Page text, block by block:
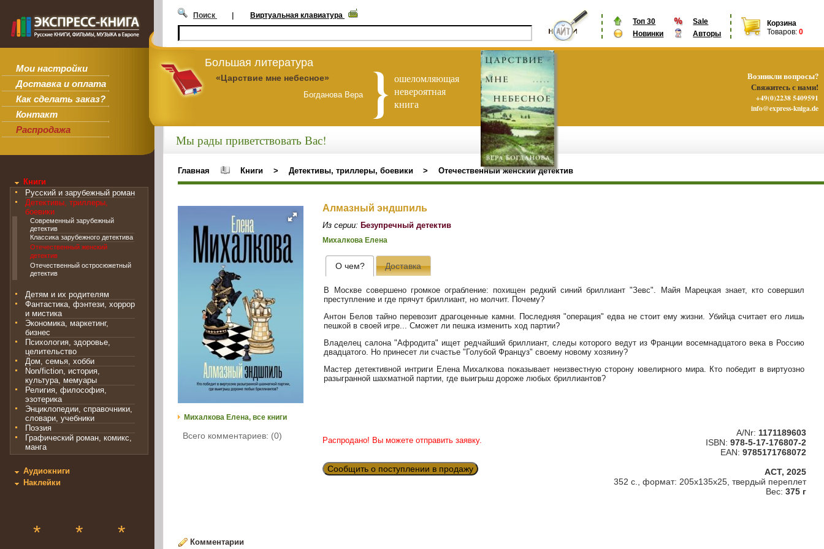
Мои настройки
Доставка и оплата
Как сделать заказ?
Контакт
Распродажа
Топ 30
Sale
Новинки
Авторы
Корзина
Товаров: 0
Поиск | Виртуальная клавиатура
Большая литература
«Царствие мне небесное»
Богданова Вера
ошеломляющая
невероятная
книга
Книги
Русский и зарубежный роман
Детективы, триллеры,
боевики
Современный зарубежный
детектив
Классика зарубежного детектива
Отечественный женский
детектив
Отечественный остросюжетный
детектив
Детям и их родителям
Фантастика, фэнтези, хоррор
и мистика
Экономика, маркетинг,
бизнес
Психология, здоровье,
целительство
Дом, семья, хобби
Non/fiction, история,
культура, мемуары
Религия, философия,
эзотерика
Энциклопедии, справочники,
словари, учебники
Поэзия
Графический роман, комикс,
манга
Аудиокниги
Наклейки
* * *
Мы рады приветствовать Вас!
Главная Книги > Детективы, триллеры, боевики > Отечественный женский детектив
Михалкова Елена, все книги
Всего комментариев: (0)
Алмазный эндшпиль
Из серии: Безупречный детектив
Михалкова Елена
О чем? Доставка
В Москве совершено громкое ограбление: похищен редкий синий бриллиант "Зевс". Майя Марецкая знает, кто совершил
преступление и где прячут бриллиант, но молчит. Почему?
Антон Белов тайно перевозит драгоценные камни. Последняя "операция" едва не стоит ему жизни. Убийца считает его лишь
пешкой в своей игре... Сможет ли пешка изменить ход партии?
Владелец салона "Афродита" ищет редчайший бриллиант, следы которого ведут из Франции восемнадцатого века в Россию
двадцатого. Но принесет ли счастье "Голубой Француз" своему новому хозяину?
Мастер детективной интриги Елена Михалкова показывает неизвестную сторону ювелирного мира. Кто победит в виртуозно
разыгранной шахматной партии, где выигрыш дороже любых бриллиантов?
Распродано! Вы можете отправить заявку.
Сообщить о поступлении в продажу
A/Nr: 1171189603
ISBN: 978-5-17-176807-2
EAN: 9785171768072
АСТ, 2025
352 c., формат: 205x135x25, твердый переплет
Вес: 375 г
Комментарии
Возникли вопросы?
Свяжитесь с нами!
+49(0)2238 5409591
info@express-kniga.de